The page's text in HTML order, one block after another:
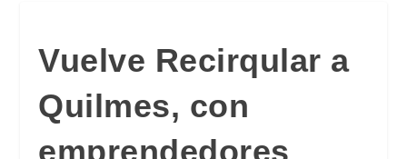
Vuelve Recirqular a
Quilmes, con
emprendedores